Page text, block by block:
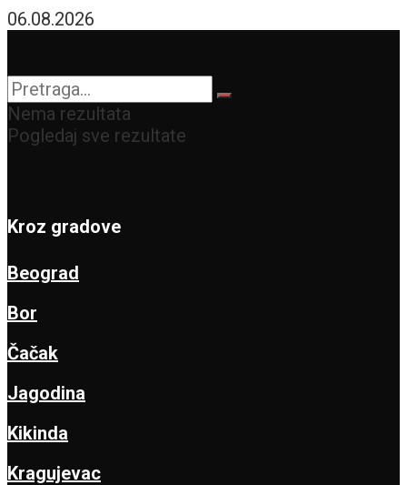
750.000 evra i
španskog giganta!
06.08.2026
Nema rezultata
Pogledaj sve rezultate
Kroz gradove
Beograd
Bor
Čačak
Jagodina
Kikinda
Kragujevac